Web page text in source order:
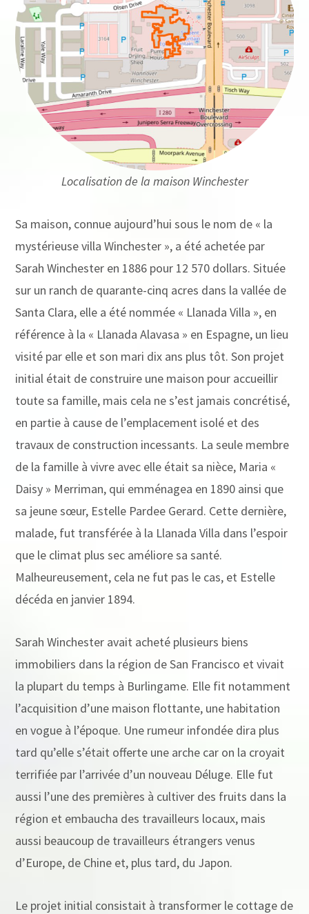
Localisation de la maison Winchester
Sa maison, connue aujourd’hui sous le nom de « la
mystérieuse villa Winchester », a été achetée par
Sarah Winchester en 1886 pour 12 570 dollars. Située
sur un ranch de quarante-cinq acres dans la vallée de
Santa Clara, elle a été nommée « Llanada Villa », en
référence à la « Llanada Alavasa » en Espagne, un lieu
visité par elle et son mari dix ans plus tôt. Son projet
initial était de construire une maison pour accueillir
toute sa famille, mais cela ne s’est jamais concrétisé,
en partie à cause de l’emplacement isolé et des
travaux de construction incessants. La seule membre
de la famille à vivre avec elle était sa nièce, Maria «
Daisy » Merriman, qui emménagea en 1890 ainsi que
sa jeune sœur, Estelle Pardee Gerard. Cette dernière,
malade, fut transférée à la Llanada Villa dans l’espoir
que le climat plus sec améliore sa santé.
Malheureusement, cela ne fut pas le cas, et Estelle
décéda en janvier 1894.
Sarah Winchester avait acheté plusieurs biens
immobiliers dans la région de San Francisco et vivait
la plupart du temps à Burlingame. Elle fit notamment
l’acquisition d’une maison flottante, une habitation
en vogue à l’époque. Une rumeur infondée dira plus
tard qu’elle s’était offerte une arche car on la croyait
terrifiée par l’arrivée d’un nouveau Déluge. Elle fut
aussi l’une des premières à cultiver des fruits dans la
région et embaucha des travailleurs locaux, mais
aussi beaucoup de travailleurs étrangers venus
d’Europe, de Chine et, plus tard, du Japon.
Le projet initial consistait à transformer le cottage de